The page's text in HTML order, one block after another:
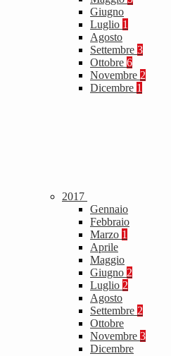
Giugno
Luglio 1
Agosto
Settembre 3
Ottobre 6
Novembre 2
Dicembre 1
2017
Gennaio
Febbraio
Marzo 1
Aprile
Maggio
Giugno 2
Luglio 2
Agosto
Settembre 2
Ottobre
Novembre 3
Dicembre